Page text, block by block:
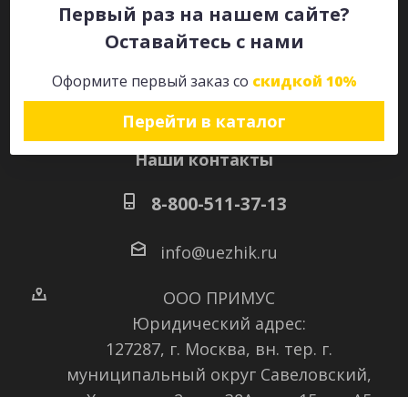
Первый раз на нашем сайте?
Оставайтесь с нами
Оформите первый заказ со скидкой 10%
Перейти в каталог
Наши контакты
8-800-511-37-13
info@uezhik.ru
ООО ПРИМУС
Юридический адрес:
127287, г. Москва, вн. тер. г.
муниципальный округ Савеловский,